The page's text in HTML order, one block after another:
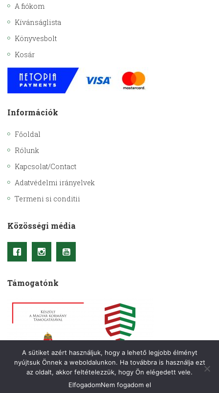
A fiókom
Kívánságlista
Könyvesbolt
Kosár
Információk
Főoldal
Rólunk
Kapcsolat/Contact
Adatvédelmi irányelvek
Termeni si conditii
Közösségi média
Támogatónk
A sütiket azért használjuk, hogy a lehető legjobb élményt
nyújtsuk Önnek a weboldalunkon. Ha továbbra is használja ezt
az oldalt, akkor feltételezzük, hogy Ön elégedett vele.
ElfogadomNem fogadom el